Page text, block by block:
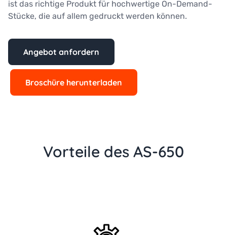
ist das richtige Produkt für hochwertige On-Demand-
Stücke, die auf allem gedruckt werden können.
Angebot anfordern
Broschüre herunterladen
Vorteile des AS-650